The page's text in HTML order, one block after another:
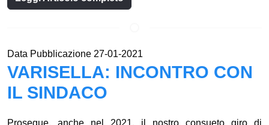
Data Pubblicazione 27-01-2021
VARISELLA: INCONTRO CON
IL SINDACO
Prosegue, anche nel 2021, il nostro consueto giro di